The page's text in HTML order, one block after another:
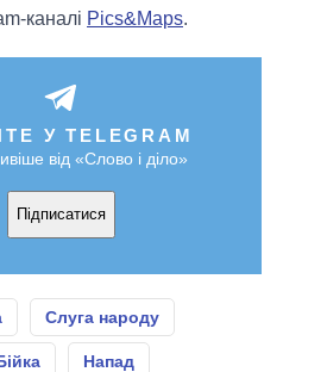
каналі Pics&Maps.
У TELEGRAM
від «Слово і діло»
Підписатися
Слуга народу
Напад